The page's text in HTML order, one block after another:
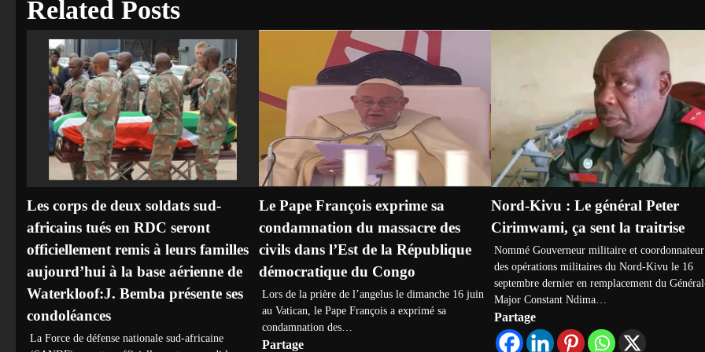
Related Posts
Les corps de deux soldats sud-
africains tués en RDC seront
officiellement remis à leurs familles
aujourd’hui à la base aérienne de
Waterkloof:J. Bemba présente ses
condoléances
La Force de défense nationale sud-africaine
Le Pape François exprime sa
condamnation du massacre des
civils dans l’Est de la République
démocratique du Congo
Lors de la prière de l’angelus le dimanche 16 juin
au Vatican, le Pape François a exprimé sa
condamnation des…
Partage
Nord-Kivu : Le général Peter
Cirimwami, ça sent la traitrise
Nommé Gouverneur militaire et coordonnateur
des opérations militaires du Nord-Kivu le 16
septembre dernier en remplacement du
Major Constant Ndima…
Partage